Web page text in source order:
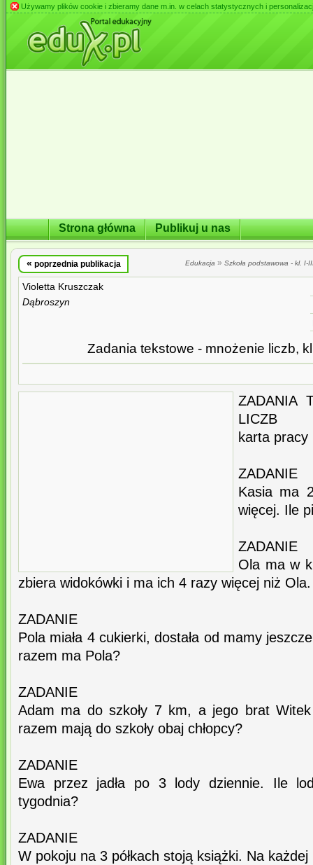
Używamy plików cookie i zbieramy dane m.in. w celach statystycznych i
Strona główna Publikuj u nas
« poprzednia publikacja Edukacja » Szkoła podstawowa - kl. I-
Violetta Kruszczak
Dąbroszyn
Zadania tekstowe - mnożenie liczb,
ZADANIA
LICZB
karta pracy
ZADANIE
Kasia ma
więcej. Ile
ZADANIE
Ola ma w
zbiera widokówki i ma ich 4 razy więcej niż
ZADANIE
Pola miała 4 cukierki, dostała od mamy
razem ma Pola?
ZADANIE
Adam ma do szkoły 7 km, a jego brat
razem mają do szkoły obaj chłopcy?
ZADANIE
Ewa przez jadła po 3 lody dziennie. Ile
tygodnia?
ZADANIE
W pokoju na 3 półkach stoją książki. Na każdej